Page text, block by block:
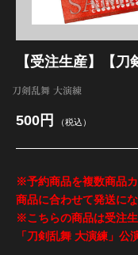
髭切
江 おん すて
【受注生産】【
刀剣乱舞 大演練
500円 （税込）
※予約商品を複数商品
商品に合わせて発送に
※こちらの商品は受注
「刀剣乱舞 大演練」公